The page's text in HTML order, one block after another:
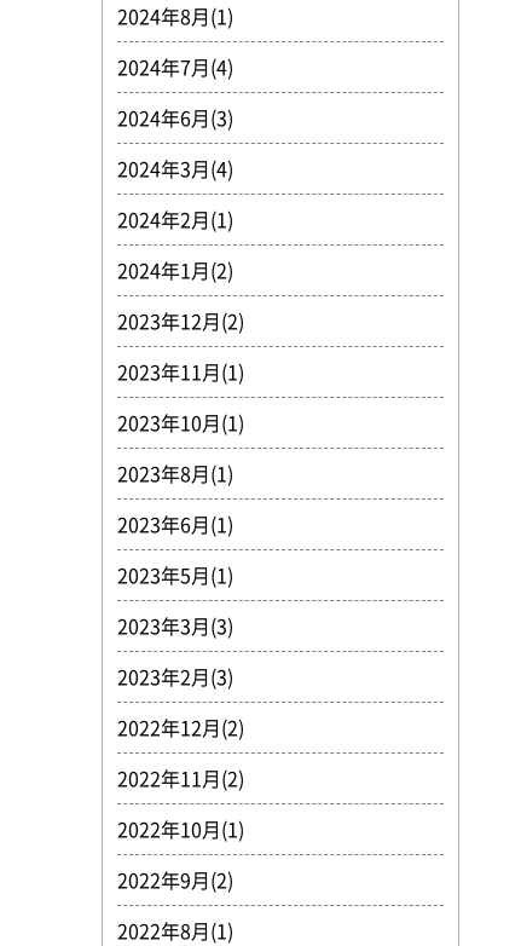
2024年8月(1)
2024年7月(4)
2024年6月(3)
2024年3月(4)
2024年2月(1)
2024年1月(2)
2023年12月(2)
2023年11月(1)
2023年10月(1)
2023年8月(1)
2023年6月(1)
2023年5月(1)
2023年3月(3)
2023年2月(3)
2022年12月(2)
2022年11月(2)
2022年10月(1)
2022年9月(2)
2022年8月(1)